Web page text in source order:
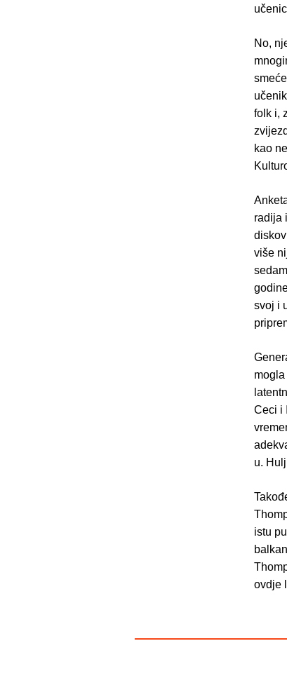
No,
folk i,
kao
radija
više
svoj i
Ceci i
u.
istu
ovdje